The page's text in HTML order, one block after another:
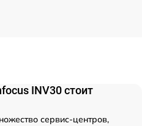
INV30 стоит
сервис-центров,